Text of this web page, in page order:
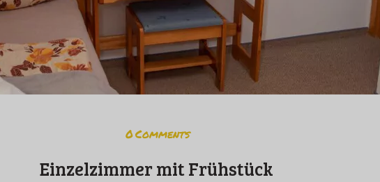
0Comments
Einzelzimmer mit Frühstück